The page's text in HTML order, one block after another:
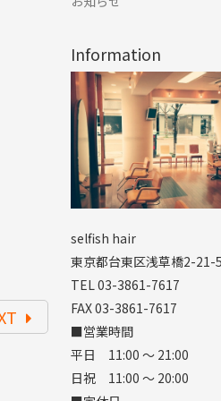
Information
selfish hair
東京都台東区浅草橋2-21-
TEL 03-3861-7617
FAX 03-3861-7617
■営業時間
平日 11:00 ～ 21:00
日祝 11:00 ～ 20:00